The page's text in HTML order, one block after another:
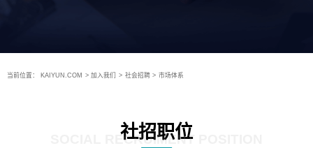
当前位置： KAIYUN.COM > 加入我们 > 社会招聘 > 市场体系
社招职位
SOCIAL RECRUIMENT POSITION